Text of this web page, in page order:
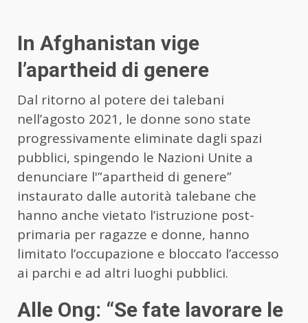
In Afghanistan vige
l’apartheid di genere
Dal ritorno al potere dei talebani
nell’agosto 2021, le donne sono state
progressivamente eliminate dagli spazi
pubblici, spingendo le Nazioni Unite a
denunciare l'”apartheid di genere”
instaurato dalle autorità talebane che
hanno anche vietato l’istruzione post-
primaria per ragazze e donne, hanno
limitato l’occupazione e bloccato l’accesso
ai parchi e ad altri luoghi pubblici.
Alle Ong: “Se fate lavorare le